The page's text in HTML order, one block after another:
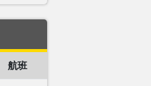
航班